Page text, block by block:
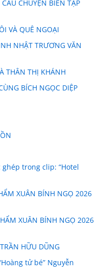
CHUYỆN BIÊN TẬP
VÀ QUÊ NGOẠI
NHẬT TRƯƠNG VĂN
THÂN THỊ KHÁNH
BÍCH NGỌC DIỆP
trong clip: “Hotel
XUÂN BÍNH NGỌ 2026
XUÂN BÍNH NGỌ 2026
HỮU DŨNG
tử bé” Nguyễn